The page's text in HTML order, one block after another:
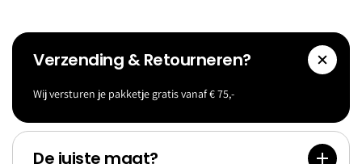
Accessoi
res
Verzending & Retourneren?
Wij versturen je pakketje gratis vanaf € 75,-
De juiste maat?